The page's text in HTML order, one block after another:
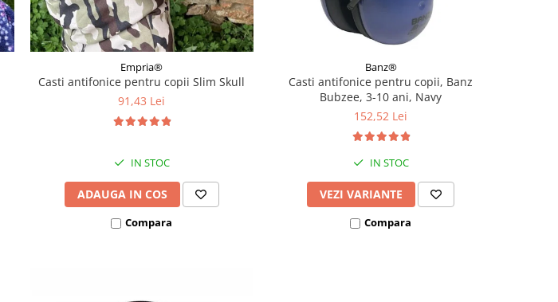
Empria®
Casti antifonice pentru copii Slim Skull
91,43 Lei
IN STOC
ADAUGA IN COS
Compara
Banz®
Casti antifonice pentru copii, Banz
Bubzee, 3-10 ani, Navy
152,52 Lei
IN STOC
VEZI VARIANTE
Compara